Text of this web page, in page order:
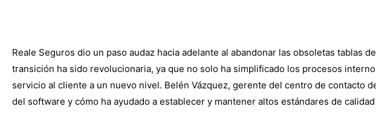
Reale Seguros dio un paso audaz hacia adelante al abandonar las obsoletas tablas
transición ha sido revolucionaria, ya que no solo ha simplificado los procesos
servicio al cliente a un nuevo nivel. Belén Vázquez, gerente del centro de contacto
del software y cómo ha ayudado a establecer y mantener altos estándares de